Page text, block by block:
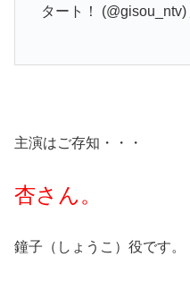
タート！ (@gisou_ntv)
主演はご存知・・・
杏さん。
鐘子（しょうこ）役です。